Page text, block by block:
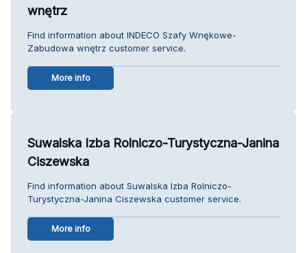
wnętrz
Find information about INDECO Szafy Wnękowe-
Zabudowa wnętrz customer service.
More info
Suwalska Izba Rolniczo-Turystyczna-Janina
Ciszewska
Find information about Suwalska Izba Rolniczo-
Turystyczna-Janina Ciszewska customer service.
More info